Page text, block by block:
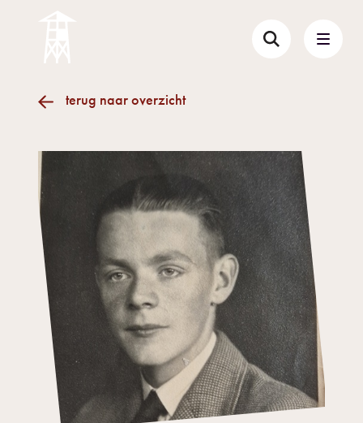
terug naar overzicht